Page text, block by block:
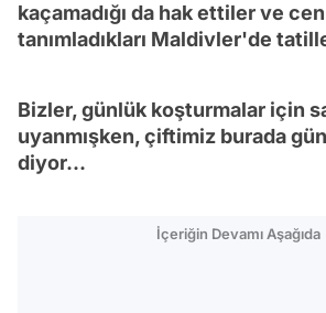
kaçamadığı da hak ettiler ve
tanımladıkları Maldivler'de
Bizler, günlük koşturmalar için
uyanmışken, çiftimiz burada
diyor...
İçeriğin Devamı Aşağıda